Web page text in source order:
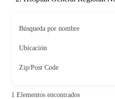
Búsqueda por nombre
Ubicación
Zip/Post Code
1 Elementos encontrados